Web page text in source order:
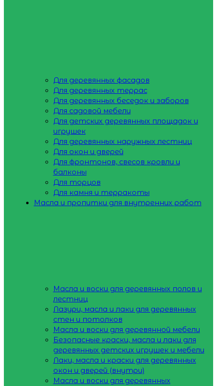
Для деревянных фасадов
Для деревянных террас
Для деревянных беседок и заборов
Для садовой мебели
Для детских деревянных площадок и
игрушек
Для деревянных наружных лестниц
Для окон и дверей
Для фронтонов, свесов кровли и
балконы
Для торцов
Для камня и терракоты
Масла и пропитки для внутренних работ
Масла и воски для деревянных полов и
лестниц
Лазури, масла и лаки для деревянных
стен и потолков
Масла и воски для деревянной мебели
Безопасные краски, масла и лаки для
деревянных детских игрушек и мебели
Лаки, масла и краски для деревянных
окон и дверей (внутри)
Масла и воски для деревянных